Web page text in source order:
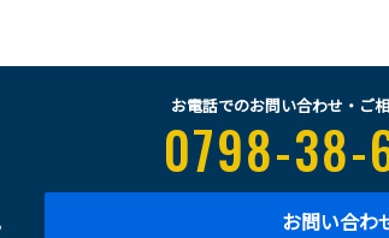
お電話でのお問い合わせ・ご
0798-38-
お問い合わ